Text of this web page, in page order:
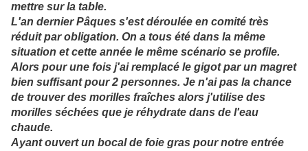
mettre sur la table.
L'an dernier Pâques s'est déroulée en comité très
réduit par obligation. On a tous été dans la même
situation et cette année le même scénario se profile.
Alors pour une fois j'ai remplacé le gigot par un magret
bien suffisant pour 2 personnes. Je n'ai pas la chance
de trouver des morilles fraîches alors j'utilise des
morilles séchées que je réhydrate dans de l'eau
chaude.
Ayant ouvert un bocal de foie gras pour notre entrée